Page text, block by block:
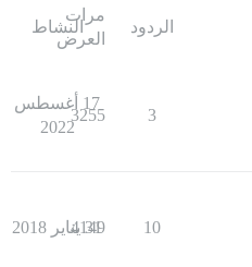
الردود
مرات
العرض
النشاط
3
3255
17 أغسطس
2022
10
4149
31 يناير 2018